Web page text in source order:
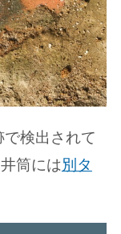
検出されて
筒には別タ